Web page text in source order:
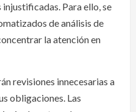
Para ello, se
de análisis de
la atención en
revisiones innecesarias a
obligaciones. Las